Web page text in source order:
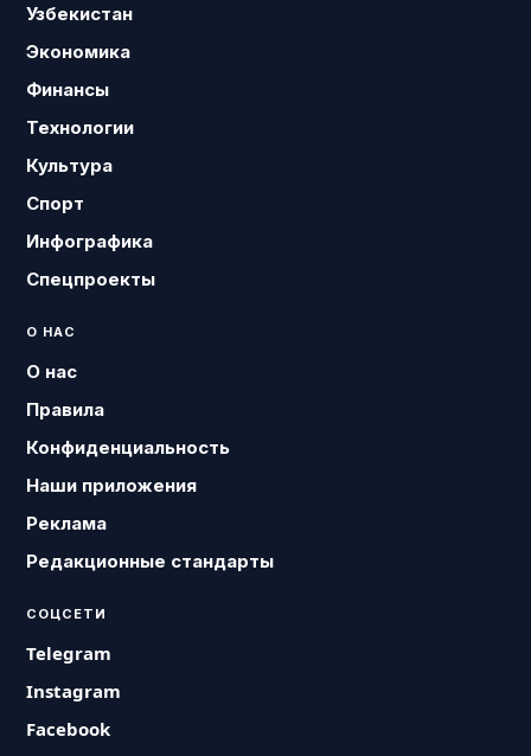
Узбекистан
Экономика
Финансы
Технологии
Культура
Спорт
Инфографика
Спецпроекты
О НАС
О нас
Правила
Конфиденциальность
Наши приложения
Реклама
Редакционные стандарты
СОЦСЕТИ
Telegram
Instagram
Facebook